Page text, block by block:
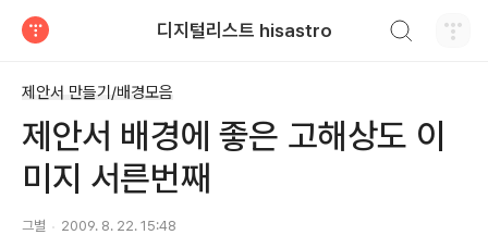
디지털리스트 hisastro
제안서 만들기/배경모음
제안서 배경에 좋은 고해상도 이
미지 서른번째
그별 2009. 8. 22. 15:48